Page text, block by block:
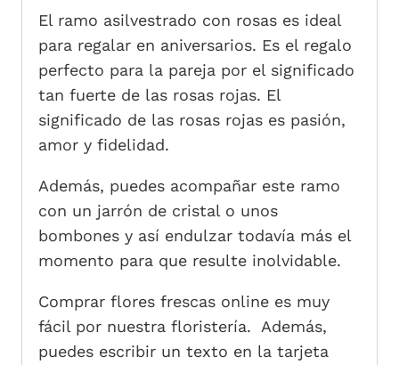
El ramo asilvestrado con rosas es ideal
para regalar en aniversarios. Es el regalo
perfecto para la pareja por el significado
tan fuerte de las rosas rojas. El
significado de las rosas rojas es pasión,
amor y fidelidad.
Además, puedes acompañar este ramo
con un jarrón de cristal o unos
bombones y así endulzar todavía más el
momento para que resulte inolvidable.
Comprar flores frescas online es muy
fácil por nuestra floristería. Además,
puedes escribir un texto en la tarjeta